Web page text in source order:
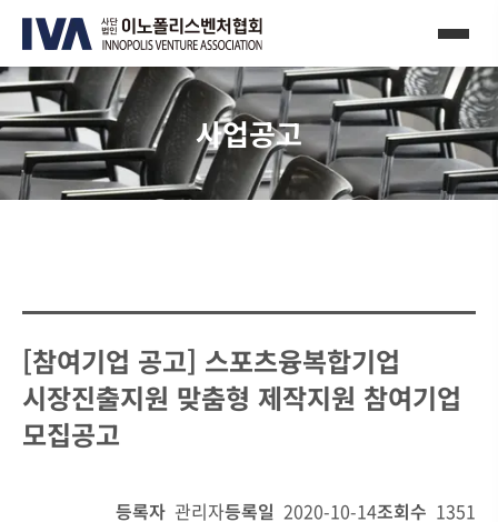
사업공고
[참여기업 공고] 스포츠융복합기업
시장진출지원 맞춤형 제작지원 참여기업
모집공고
등록자 관리자등록일 2020-10-14조회수 1351